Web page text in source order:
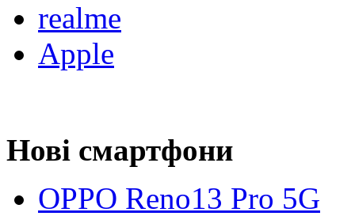
realme
Apple
Нові смартфони
OPPO Reno13 Pro 5G